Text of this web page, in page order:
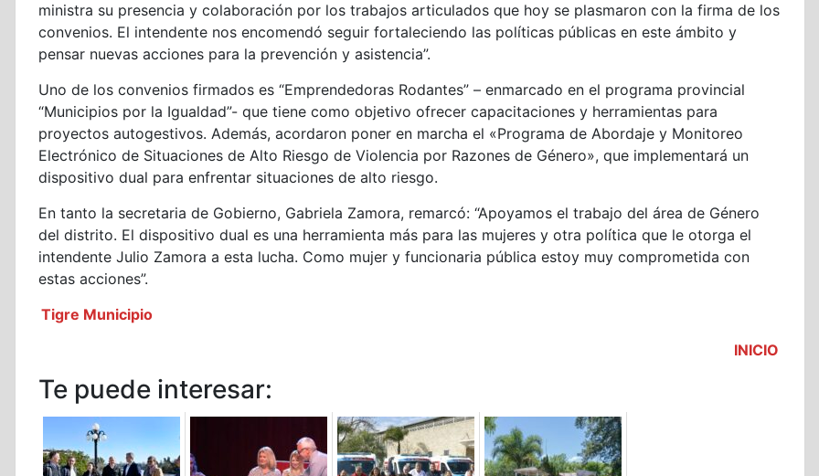
ministra su presencia y colaboración por los trabajos articulados que hoy se plasmaron con la firma de los
convenios. El intendente nos encomendó seguir fortaleciendo las políticas públicas en este ámbito y
pensar nuevas acciones para la prevención y asistencia”.
Uno de los convenios firmados es “Emprendedoras Rodantes” – enmarcado en el programa provincial
“Municipios por la Igualdad”- que tiene como objetivo ofrecer capacitaciones y herramientas para
proyectos autogestivos. Además, acordaron poner en marcha el «Programa de Abordaje y Monitoreo
Electrónico de Situaciones de Alto Riesgo de Violencia por Razones de Género», que implementará un
dispositivo dual para enfrentar situaciones de alto riesgo.
En tanto la secretaria de Gobierno, Gabriela Zamora, remarcó: “Apoyamos el trabajo del área de Género
del distrito. El dispositivo dual es una herramienta más para las mujeres y otra política que le otorga el
intendente Julio Zamora a esta lucha. Como mujer y funcionaria pública estoy muy comprometida con
estas acciones”.
Tigre Municipio
INICIO
Te puede interesar: